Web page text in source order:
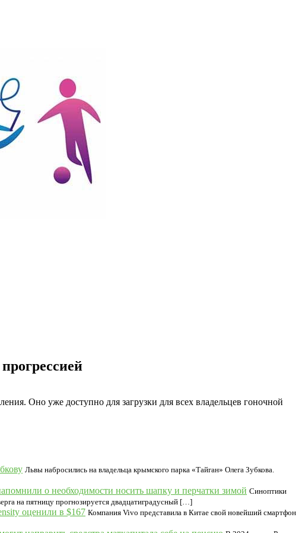
Оно уже доступно для загрузки для всех владельцев гоночной
Львы набросились на владельца крымского парка «Тайган» Олега Зубкова.
о необходимости носить шапку и перчатки зимой Синоптики
на пятницу прогнозируется двадцатиградусный […]
оценили в $167 Компания Vivo представила в Китае свой новейший смартфон